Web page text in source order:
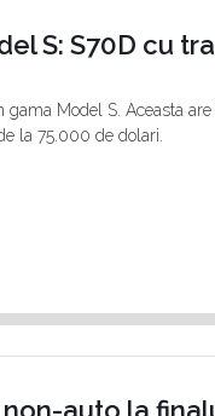
S: S70D cu
Model S. Aceasta
la 75.000 de dolari.
auto la